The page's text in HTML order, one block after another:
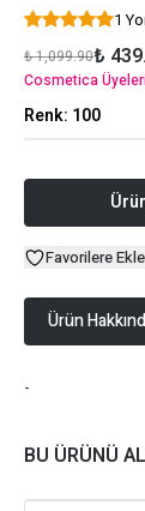
1
₺ 1,099.90₺
Cosmetica
Renk: 100
Favorilere Ekle
Ürün
-
BU ÜRÜNÜ